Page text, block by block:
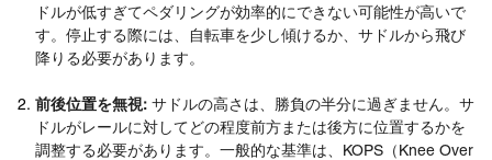
ドルが低すぎてペダリングが効率的にできない可能性が高いで
す。停止する際には、自転車を少し傾けるか、サドルから飛び
降りる必要があります。
前後位置を無視: サドルの高さは、勝負の半分に過ぎません。サ
ドルがレールに対してどの程度前方または後方に位置するかを
調整する必要があります。一般的な基準は、KOPS（Knee Over